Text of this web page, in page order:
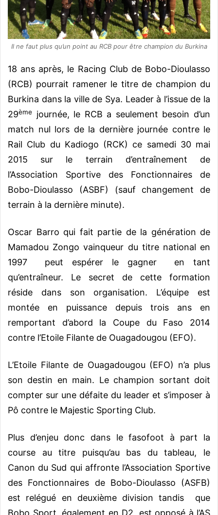
Il ne faut plus qu’un point au RCB pour être champion du Burkina
18 ans après, le Racing Club de Bobo-Dioulasso
(RCB) pourrait ramener le titre de champion du
Burkina dans la ville de Sya. Leader à l’issue de la
29ème
journée, le RCB a seulement besoin d’un
match nul lors de la dernière journée contre le
Rail Club du Kadiogo (RCK) ce samedi 30 mai
2015 sur le terrain d’entraînement de
l’Association Sportive des Fonctionnaires de
Bobo-Dioulasso (ASBF) (sauf changement de
terrain à la dernière minute).
Oscar Barro qui fait partie de la génération de
Mamadou Zongo vainqueur du titre national en
1997 peut espérer le gagner en tant
qu’entraîneur. Le secret de cette formation
réside dans son organisation. L’équipe est
montée en puissance depuis trois ans en
remportant d’abord la Coupe du Faso 2014
contre l’Etoile Filante de Ouagadougou (EFO).
L’Etoile Filante de Ouagadougou (EFO) n’a plus
son destin en main. Le champion sortant doit
compter sur une défaite du leader et s’imposer à
Pô contre le Majestic Sporting Club.
Plus d’enjeu donc dans le fasofoot à part la
course au titre puisqu’au bas du tableau, le
Canon du Sud qui affronte l’Association Sportive
des Fonctionnaires de Bobo-Dioulasso (ASFB)
est relégué en deuxième division tandis que
Bobo Sport, également en D2, est opposé à l’AS